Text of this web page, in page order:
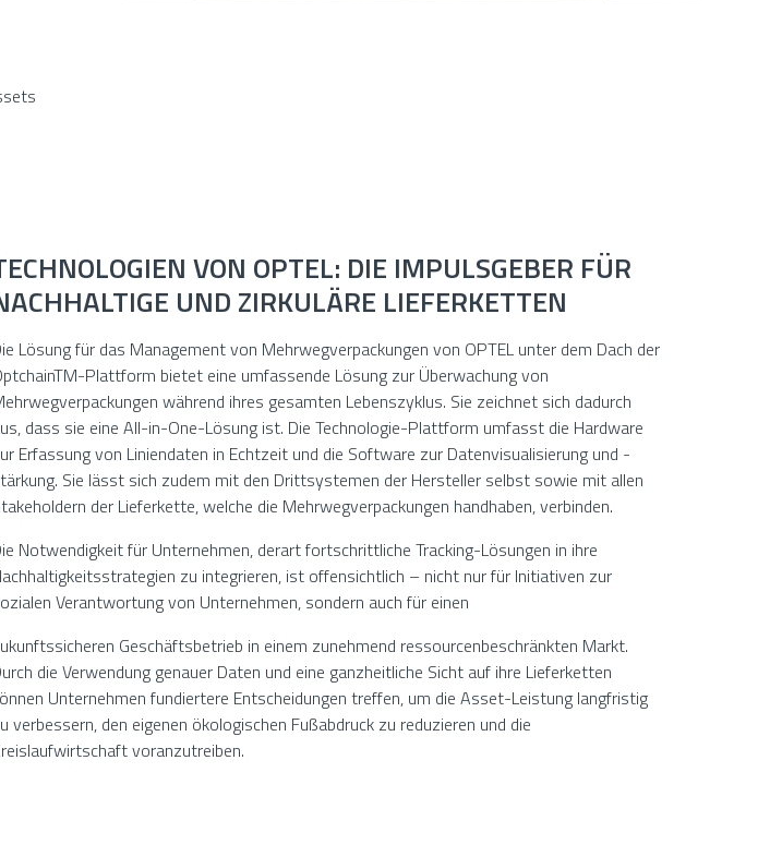
VON OPTEL: DIE IMPULSGEBER FÜR
UND ZIRKULÄRE LIEFERKETTEN
Lösung für das Management von Mehrwegverpackungen von OPTEL unter dem Dach der
Plattform bietet eine umfassende Lösung zur Überwachung von
während ihres gesamten Lebenszyklus. Sie zeichnet sich dadurch
dass sie eine All-in-One-Lösung ist. Die Technologie-Plattform umfasst die Hardware
Erfassung von Liniendaten in Echtzeit und die Software zur Datenvisualisierung und -
Sie lässt sich zudem mit den Drittsystemen der Hersteller selbst sowie mit allen
der Lieferkette, welche die Mehrwegverpackungen handhaben, verbinden.
Notwendigkeit für Unternehmen, derart fortschrittliche Tracking-Lösungen in ihre
zu integrieren, ist offensichtlich – nicht nur für Initiativen zur
Verantwortung von Unternehmen, sondern auch für einen
Geschäftsbetrieb in einem zunehmend ressourcenbeschränkten Markt.
die Verwendung genauer Daten und eine ganzheitliche Sicht auf ihre Lieferketten
Unternehmen fundiertere Entscheidungen treffen, um die Asset-Leistung langfristig
verbessern, den eigenen ökologischen Fußabdruck zu reduzieren und die
voranzutreiben.